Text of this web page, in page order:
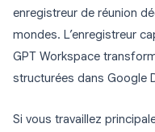
enregistreur de réunion
mondes. L’enregistreur
GPT Workspace
structurées dans Google
Si vous travaillez